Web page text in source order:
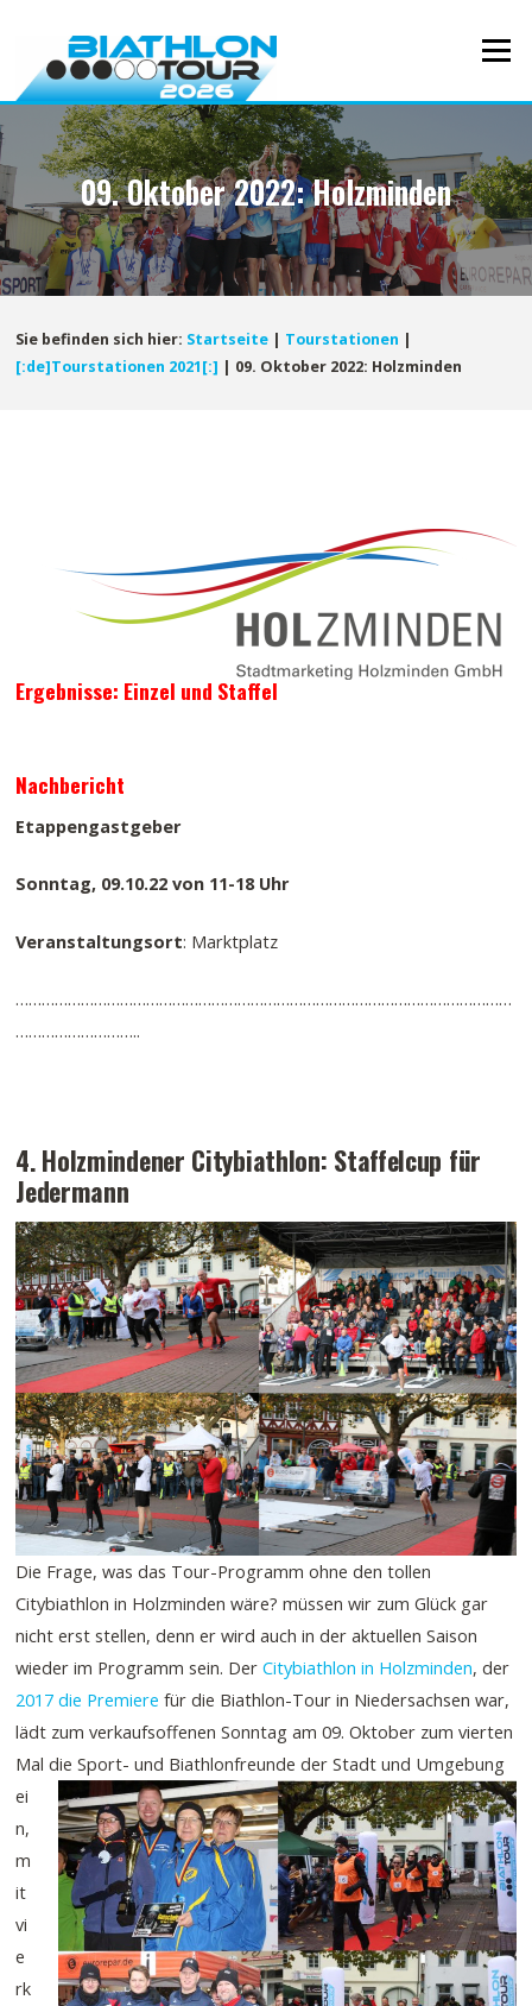
Inhalt
Menü
09. Oktober 2022: Holzminden
Sie befinden sich hier: Startseite | Tourstationen |
[:de]Tourstationen 2021[:] | 09. Oktober 2022: Holzminden
Ergebnisse: Einzel und Staffel
Nachbericht
Etappengastgeber
Sonntag, 09.10.22 von 11-18 Uhr
Veranstaltungsort: Marktplatz
……………………………………………………………………………………………………
………………………..
4. Holzmindener Citybiathlon: Staffelcup für
Jedermann
Die Frage, was das Tour-Programm ohne den tollen
Citybiathlon in Holzminden wäre? müssen wir zum Glück gar
nicht erst stellen, denn er wird auch in der aktuellen Saison
wieder im Programm sein. DerCitybiathlon in Holzminden, der
2017 die Premiere für die Biathlon-Tour in Niedersachsen war,
lädt zum verkaufsoffenen Sonntag am 09. Oktober zum vierten
Mal die Sport- und Biathlonfreunde der Stadt und Umgebung
ei
n,
m
it
vi
e
rk